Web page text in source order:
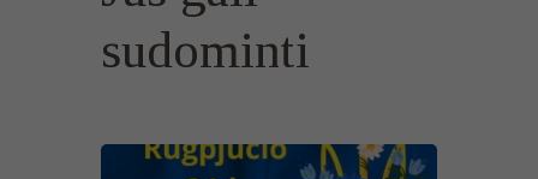
sudominti